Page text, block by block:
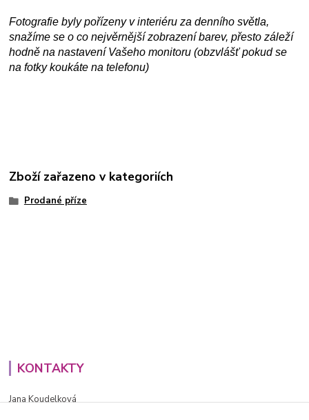
Fotografie byly pořízeny v interiéru za denního světla,
snažíme se o co nejvěrnější zobrazení barev, přesto záleží
hodně na nastavení Vašeho monitoru (obzvlášť pokud se
na fotky koukáte na telefonu)
Zboží zařazeno v kategoriích
Prodané příze
KONTAKTY
Jana Koudelková